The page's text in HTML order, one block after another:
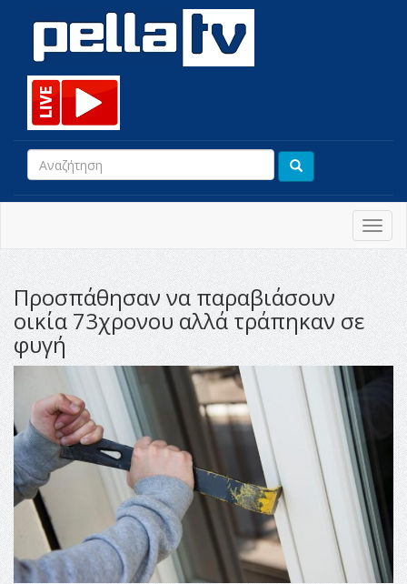
Προσπάθησαν να παραβιάσουν
οικία 73χρονου αλλά τράπηκαν σε
φυγή